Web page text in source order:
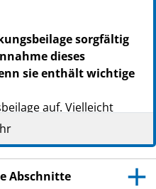
sorgfältig
dieses
sie enthält wichtige
auf. Vielleicht
nochmals lesen.
haben, wenden Sie sich
Abschnitte